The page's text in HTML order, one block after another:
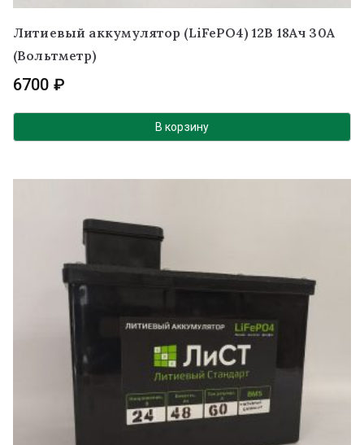
Литиевый аккумулятор (LiFePO4) 12В 18Ач 30А
(Вольтметр)
6700 ₽
В корзину